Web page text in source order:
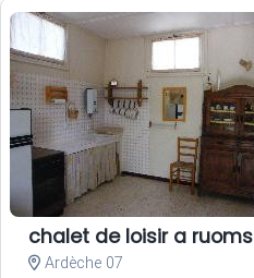
chalet de loisir a ruoms
Ardèche 07